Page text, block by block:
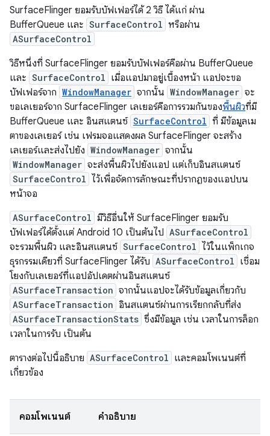
SurfaceFlinger ยอมรับบัฟเฟอร์ได้ 2 วิธี ได้แก่ ผ่าน
BufferQueue และ SurfaceControl หรือผ่าน
ASurfaceControl
วิธีหนึ่งที่ SurfaceFlinger ยอมรับบัฟเฟอร์คือผ่าน BufferQueue
และ SurfaceControl เมื่อแอปมาอยู่เบื้องหน้า แอปจะขอ
บัฟเฟอร์จาก WindowManager จากนั้น WindowManager จะ
ขอเลเยอร์จาก SurfaceFlinger เลเยอร์คือการรวมกันของพื้นผิวที่มี
BufferQueue และ อินสแตนซ์ SurfaceControl ที่ มีข้อมูลเม
ตาของเลเยอร์ เช่น เฟรมจอแสดงผล SurfaceFlinger จะสร้าง
เลเยอร์และส่งไปยัง WindowManager จากนั้น
WindowManager จะส่งพื้นผิวไปยังแอป แต่เก็บอินสแตนซ์
SurfaceControl ไว้เพื่อจัดการลักษณะที่ปรากฏของแอปบน
หน้าจอ
ASurfaceControl มีวิธีอื่นให้ SurfaceFlinger ยอมรับ
บัฟเฟอร์ได้ตั้งแต่ Android 10 เป็นต้นไป ASurfaceControl
จะรวมพื้นผิว และอินสแตนซ์ SurfaceControl ไว้ในแพ็กเกจ
ธุรกรรมเดียวที่ SurfaceFlinger ได้รับ ASurfaceControl เชื่อม
โยงกับเลเยอร์ที่แอปอัปเดตผ่านอินสแตนซ์
ASurfaceTransaction จากนั้นแอปจะได้รับข้อมูลเกี่ยวกับ
ASurfaceTransaction อินสแตนซ์ผ่านการเรียกกลับที่ส่ง
ASurfaceTransactionStats ซึ่งมีข้อมูล เช่น เวลาในการล็อก
เวลาในการรับ เป็นต้น
ตารางต่อไปนี้อธิบาย ASurfaceControl และคอมโพเนนต์ที่
เกี่ยวข้อง
คอมโพเนนต์ คำอธิบาย